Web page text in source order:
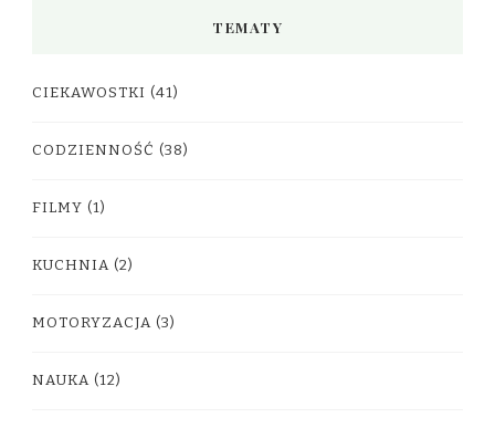
TEMATY
CIEKAWOSTKI (41)
CODZIENNOŚĆ (38)
FILMY (1)
KUCHNIA (2)
MOTORYZACJA (3)
NAUKA (12)